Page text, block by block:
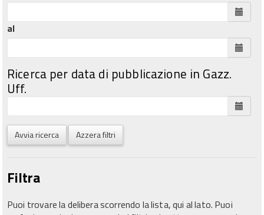
al
Ricerca per data di pubblicazione in Gazz.
Uff.
Avvia ricerca Azzera filtri
Filtra
Puoi trovare la delibera scorrendo la lista, qui al lato. Puoi